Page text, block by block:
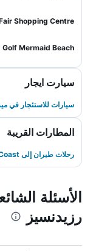
Shopping Centre
Mermaid Beach
سيارت ايجار
سيارات للاستئجار في
المطارات القريبة
رحلات طيران إلى Gold Coast
الأسئلة
رزيدنسيز